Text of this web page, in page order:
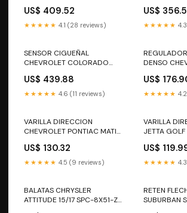
KN CHEVY
US$ 409.52
★★★★★ 4.1 (28 reviews)
US$
★★★★★
SENSOR CIGUEÑAL
CHEVROLET COLORADO
12592515 PC805 CODIGO
12592515 ALTERNADOR
US$ 439.88
★★★★★ 4.6 (11 reviews)
DENSO
BATERIA
US$
★★★★★
VARILLA DIRECCION
CHEVROLET PONTIAC MATIZ
1303001-SYD CHEVY
US$ 130.32
★★★★★ 4.5 (9 reviews)
VARILLA
JETTA
821-SYD
US$
★★★★★
BALATAS CHRYSLER
ATTITUDE 15/17 SPC-8X51-Z-
RETEN
SUBURBAN